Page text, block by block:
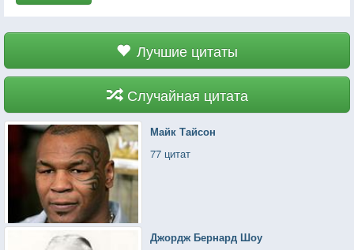
Лучшие цитаты
Случайная цитата
Майк Тайсон
77 цитат
Джордж Бернард Шоу